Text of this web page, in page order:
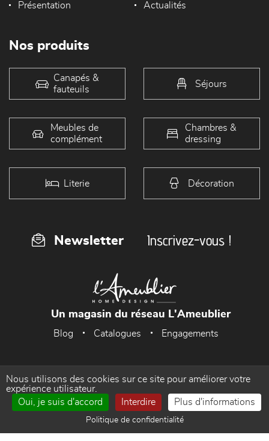
Présentation Actualités
Nos produits
Canapés &
fauteuils
Séjours
Meubles de
complément
Chambres &
dressing
Literie Décoration
Newsletter Inscrivez-vous !
Un magasin du réseau L'Ameublier
Blog Catalogues Engagements
Accueil Mentions Légales
Politique de confidentialité Gestion des cookies
Contact
Nous utilisons des cookies sur ce site pour améliorer votre
expérience utilisateur.
Oui, je suis d'accord
Interdire Plus d'informations
Politique de confidentialité